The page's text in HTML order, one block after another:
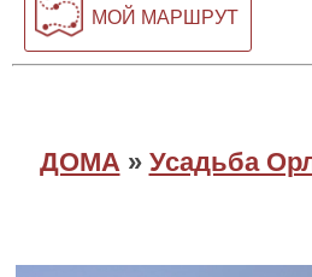
МОЙ МАРШРУТ
ДОМА » Усадьба